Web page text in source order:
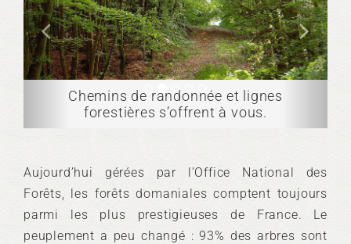
Chemins de randonnée et lignes
forestières s’offrent à vous.
Aujourd’hui gérées par l’Office National des
Forêts, les forêts domaniales comptent toujours
parmi les plus prestigieuses de France. Le
peuplement a peu changé : 93% des arbres sont